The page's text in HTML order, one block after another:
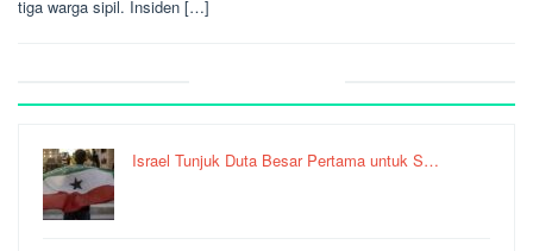
tiga warga sipil. Insiden […]
Israel Tunjuk Duta Besar Pertama untuk S…